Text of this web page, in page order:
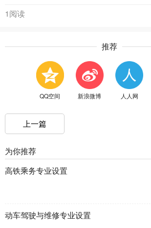
1阅读
推荐
QQ空间 新浪微博 人人网
上一篇
为你推荐
高铁乘务专业设置
动车驾驶与维修专业设置